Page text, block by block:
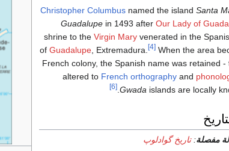
Christopher Columbus named the islandSanta
Guadalupe in 1493 afterOur Lady of
shrine to theVirgin Mary venerated in the
ofGuadalupe, Extremadura. [4] When the area
French colony, the Spanish name was retained -
altered to French orthography and
islands are locally
Gwada
.
[6]
مفصلة:تاريخ گوادلوپ